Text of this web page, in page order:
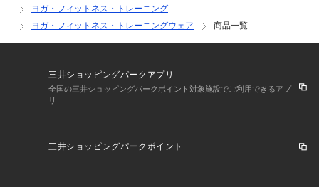
ヨガ・フィットネス・トレーニング
ヨガ・フィットネス・トレーニングウェア
商品一覧
三井ショッピングパークアプリ
全国の三井ショッピングパークポイント対象施設でご利用できるアプ
リ
三井ショッピングパークポイント